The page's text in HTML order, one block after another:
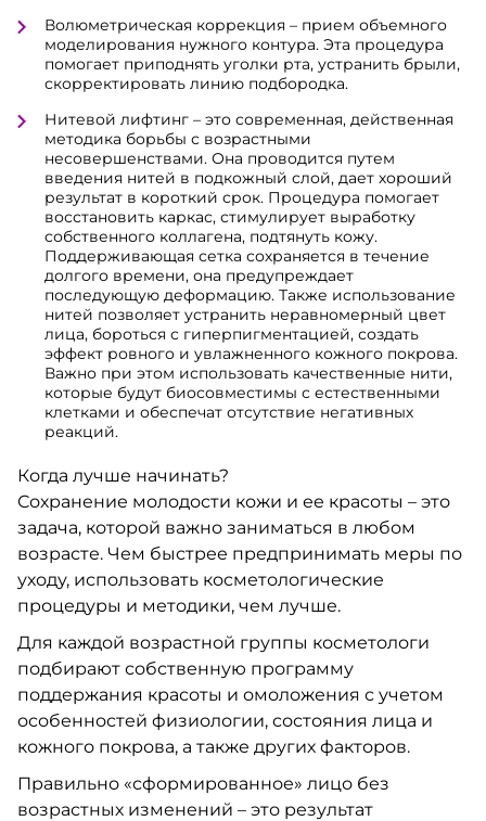
Волюметрическая коррекция – прием объемного
моделирования нужного контура. Эта процедура
помогает приподнять уголки рта, устранить брыли,
скорректировать линию подбородка.
Нитевой лифтинг – это современная, действенная
методика борьбы с возрастными
несовершенствами. Она проводится путем
введения нитей в подкожный слой, дает хороший
результат в короткий срок. Процедура помогает
восстановить каркас, стимулирует выработку
собственного коллагена, подтянуть кожу.
Поддерживающая сетка сохраняется в течение
долгого времени, она предупреждает
последующую деформацию. Также использование
нитей позволяет устранить неравномерный цвет
лица, бороться с гиперпигментацией, создать
эффект ровного и увлажненного кожного покрова.
Важно при этом использовать качественные нити,
которые будут биосовместимы с естественными
клетками и обеспечат отсутствие негативных
реакций.
Когда лучше начинать?
Сохранение молодости кожи и ее красоты – это
задача, которой важно заниматься в любом
возрасте. Чем быстрее предпринимать меры по
уходу, использовать косметологические
процедуры и методики, чем лучше.
Для каждой возрастной группы косметологи
подбирают собственную программу
поддержания красоты и омоложения с учетом
особенностей физиологии, состояния лица и
кожного покрова, а также других факторов.
Правильно «сформированное» лицо без
возрастных изменений – это результат